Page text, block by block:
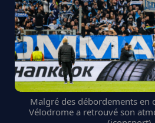
Malgré des débordements en
Vélodrome a retrouvé son